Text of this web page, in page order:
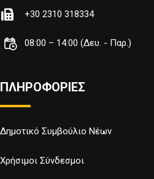
+30 2310 318334
08:00 – 14:00 (Δευ. - Παρ.)
ΠΛΗΡΟΦΟΡΙΕΣ
Δημοτικό Συμβούλιο Νέων
Χρήσιμοι Σύνδεσμοι